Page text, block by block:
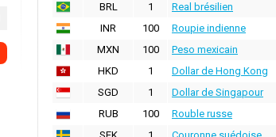
BRL
1 Real brésilien
INR
100 Roupie indienne
MXN
100 Peso mexicain
HKD
1 Dollar de Hong Kong
SGD
1 Dollar de Singapour
RUB
100 Rouble russe